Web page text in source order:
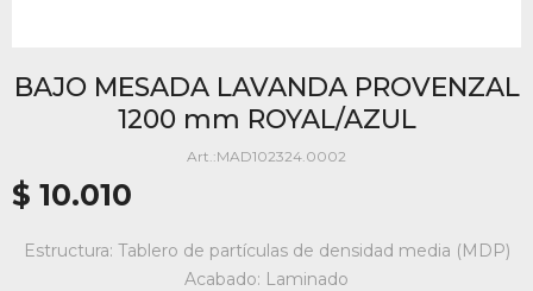
BAJO MESADA LAVANDA PROVENZAL
1200 mm ROYAL/AZUL
MAD102324.0002
$ 10.010
Estructura: Tablero de partículas de densidad media (MDP)
Acabado: Laminado